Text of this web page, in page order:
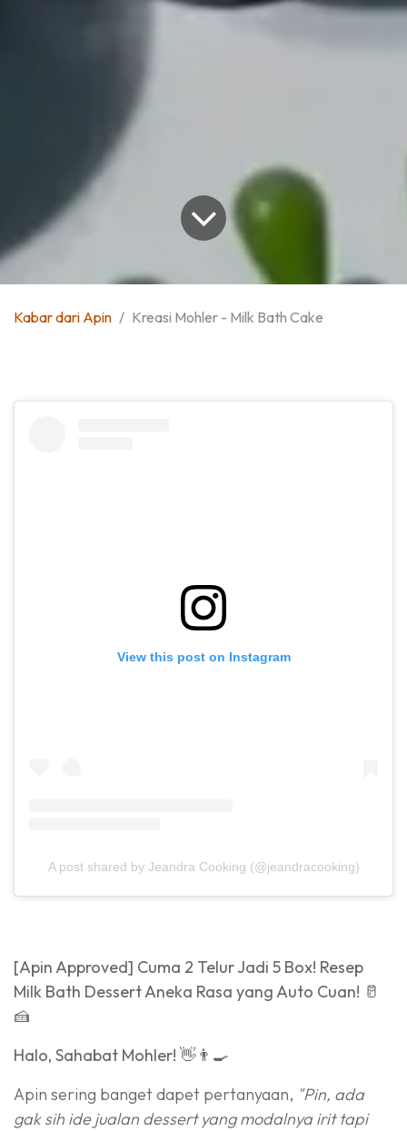
Kabar dari Apin Kreasi Mohler - Milk Bath Cake
View this post on Instagram
A post shared by Jeandra Cooking (@jeandracooking)
[Apin Approved] Cuma 2 Telur Jadi 5 Box! Resep
Milk Bath Dessert Aneka Rasa yang Auto Cuan! 🥛
🍰
Halo, Sahabat Mohler! 👋👨‍🍳
Apin sering banget dapet pertanyaan, "Pin, ada
gak sih ide jualan dessert yang modalnya irit tapi